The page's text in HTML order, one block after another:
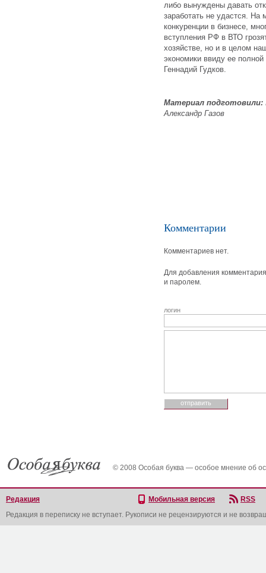
либо вынуждены давать
заработать не удастся. На
конкуренции в бизнесе,
вступления РФ в ВТО
хозяйстве, но и в целом
экономики ввиду ее
Геннадий Гудков.
Материал подготовили:
Александр Газов
Комментарии
Комментариев нет.
Для добавления
и паролем.
логин
© 2008 Особая буква — особое мнение об
Редакция Мобильная версия
RSS
Редакция в переписку не вступает. Рукописи не рецензируются и не